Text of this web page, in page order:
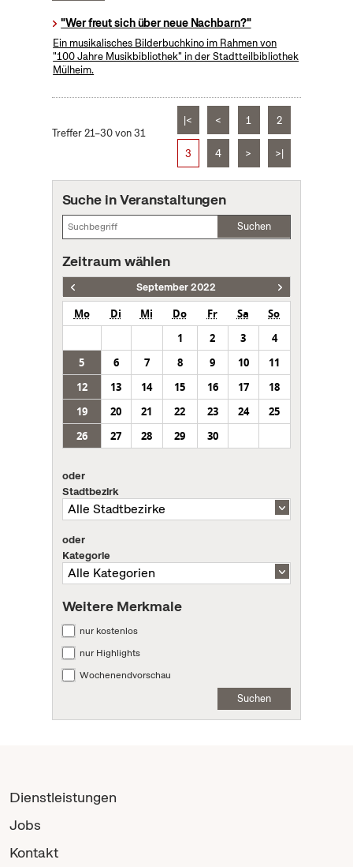
"Wer freut sich über neue Nachbarn?"
Ein musikalisches Bilderbuchkino im Rahmen von
"100 Jahre Musikbibliothek" in der Stadtteilbibliothek
Mülheim.
Treffer 21–30 von 31
|< < 1 2
3 4 > >|
Suche in Veranstaltungen
Suchen
Zeitraum wählen
September 2022
Mo Di Mi Do Fr Sa
So
1
2 3
4
5
6 7 8 9 10
11
12
13 14 15 16 17
18
19
20 21 22 23 24
25
26
27 28 29 30
oder
Stadtbezirk
oder
Kategorie
Weitere Merkmale
nur kostenlos
nur Highlights
Wochenendvorschau
Suchen
Dienstleistungen
Jobs
Kontakt